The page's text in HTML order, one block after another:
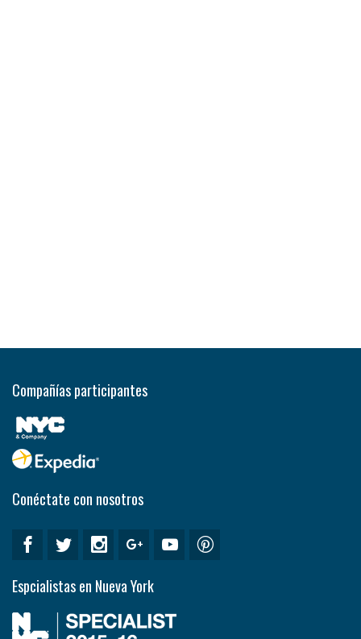
Compañías participantes
Conéctate con nosotros
Espcialistas en Nueva York